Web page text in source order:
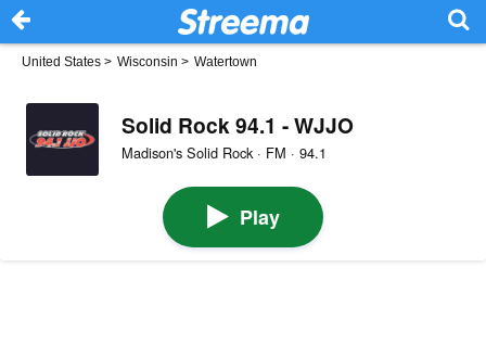
United States > Wisconsin > Watertown
Solid Rock 94.1 - WJJO
Madison's Solid Rock · FM · 94.1
Play